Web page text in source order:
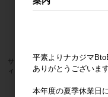
サンリオキャラクターズ ハロー
ィ 桜着物 水色 マスコット
平素よりナカジマ
ありがとうございます
本年度の夏季休業日